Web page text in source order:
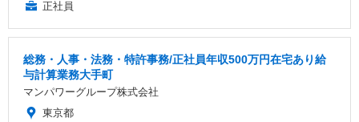
正社員
総務・人事・法務・特許事務/正社員年収500万円在宅あり給
与計算業務大手町
マンパワーグループ株式会社
東京都